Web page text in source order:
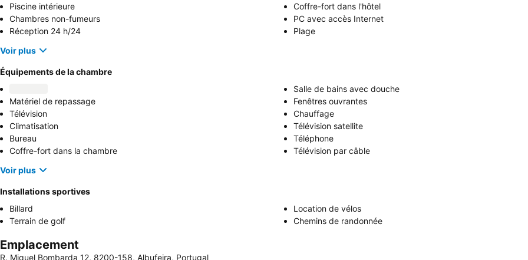
Piscine intérieure
Coffre-fort dans l'hôtel
Chambres non-fumeurs
PC avec accès Internet
Réception 24 h/24
Plage
Voir plus
Équipements de la chambre
Salle de bains avec douche
Matériel de repassage
Fenêtres ouvrantes
Télévision
Chauffage
Climatisation
Télévision satellite
Bureau
Téléphone
Coffre-fort dans la chambre
Télévision par câble
Voir plus
Installations sportives
Billard
Location de vélos
Terrain de golf
Chemins de randonnée
Emplacement
R. Miguel Bombarda 12, 8200-158, Albufeira, Portugal